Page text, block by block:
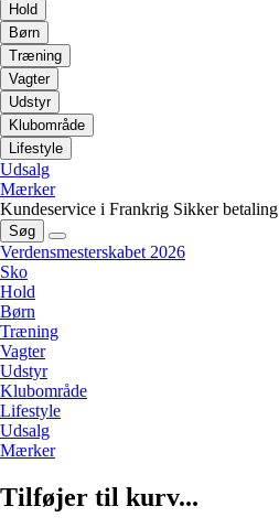
Hold
Børn
Træning
Vagter
Udstyr
Klubområde
Lifestyle
Udsalg
Mærker
Kundeservice i Frankrig Sikker betaling
Søg
Verdensmesterskabet 2026
Sko
Hold
Børn
Træning
Vagter
Udstyr
Klubområde
Lifestyle
Udsalg
Mærker
Tilføjer til kurv...